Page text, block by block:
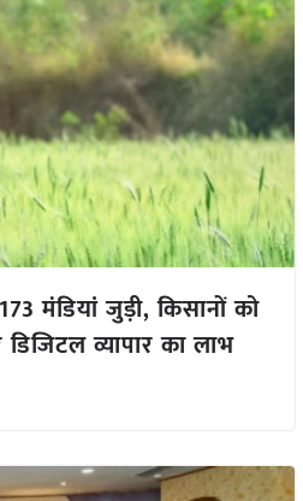
मंडियां जुड़ी, किसानों को
व्यापार का लाभ